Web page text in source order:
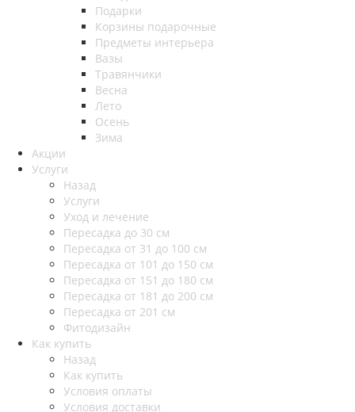
Подарки
Корзины подарочные
Предметы интерьера
Вазы
Травянчики
Весна
Лето
Осень
Зима
Акции
Услуги
Назад
Услуги
Уход и лечение
Пересадка до 30 см
Пересадка от 31 до 100 см
Пересадка от 101 до 150 см
Пересадка от 151 до 180 см
Пересадка от 181 до 200 см
Пересадка от 201 см
Фитодизайн
Как купить
Назад
Как купить
Условия оплаты
Условия доставки